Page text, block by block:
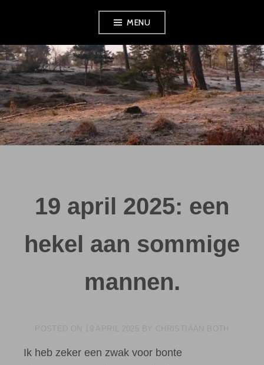
content
MENU
19 april 2025: een
hekel aan sommige
mannen.
Ik heb zeker een zwak voor bonte